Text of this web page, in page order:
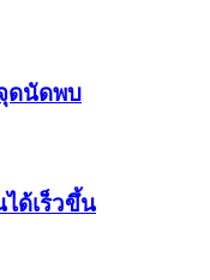
ดนัดพบ
ด้เร็วขึ้น